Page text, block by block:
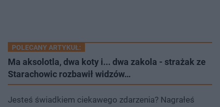
POLECANY ARTYKUŁ:
Ma aksolotla, dwa koty i... dwa zakola - strażak ze
Starachowic rozbawił widzów…
Jesteś świadkiem ciekawego zdarzenia? Nagrałeś